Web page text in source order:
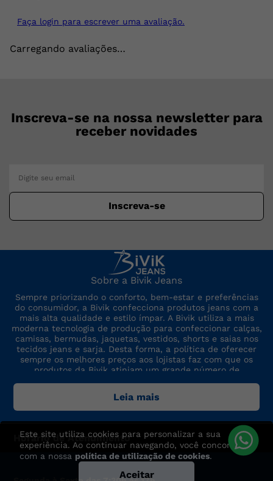
Este site utiliza cookies para personalizar a sua
experiência. Ao continuar navegando, você concorda
com a nossa política de utilização de cookies.
Aceitar
Faça login para escrever uma avaliação.
Carregando avaliações…
Inscreva-se na nossa newsletter para
receber novidades
Inscreva-se
Sobre a Bivik Jeans
Sempre priorizando o conforto, bem-estar e preferências
do consumidor, a Bivik confecciona produtos jeans com a
mais alta qualidade e estilo ímpar. A Bivik utiliza a mais
moderna tecnologia de produção para confeccionar calças,
camisas, bermudas, jaquetas, vestidos, shorts e saias nos
tecidos jeans e sarja. Desta forma, a política de oferecer
sempre os melhores preços aos lojistas faz com que os
produtos da Bivik atinjam um grande número de
qualidade e modelo altamente competitivos.
Leia mais
Horário de Atendimento